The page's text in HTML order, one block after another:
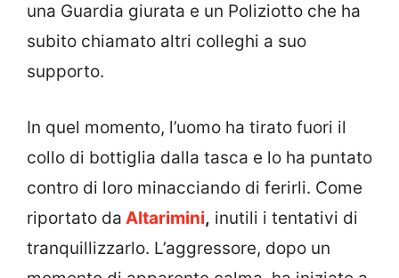
una Guardia giurata e un Poliziotto che ha
subito chiamato altri colleghi a suo
supporto.
In quel momento, l’uomo ha tirato fuori il
collo di bottiglia dalla tasca e lo ha puntato
contro di loro minacciando di ferirli. Come
riportato da Altarimini, inutili i tentativi di
tranquillizzarlo. L’aggressore, dopo un